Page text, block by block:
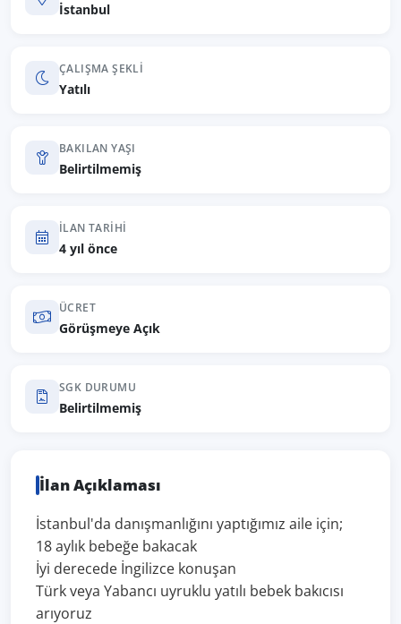
İstanbul
ÇALIŞMA ŞEKLI
Yatılı
BAKILAN YAŞI
Belirtilmemiş
İLAN TARIHI
4 yıl önce
ÜCRET
Görüşmeye Açık
SGK DURUMU
Belirtilmemiş
İlan Açıklaması
İstanbul'da danışmanlığını yaptığımız aile için;
18 aylık bebeğe bakacak
İyi derecede İngilizce konuşan
Türk veya Yabancı uyruklu yatılı bebek bakıcısı
arıyoruz